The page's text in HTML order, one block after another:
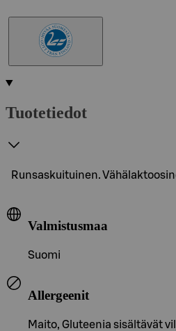
Tuotetiedot
Runsaskuituinen.
Valmistusmaa
Suomi
Allergeenit
Maito, Gluteenia sisältävät